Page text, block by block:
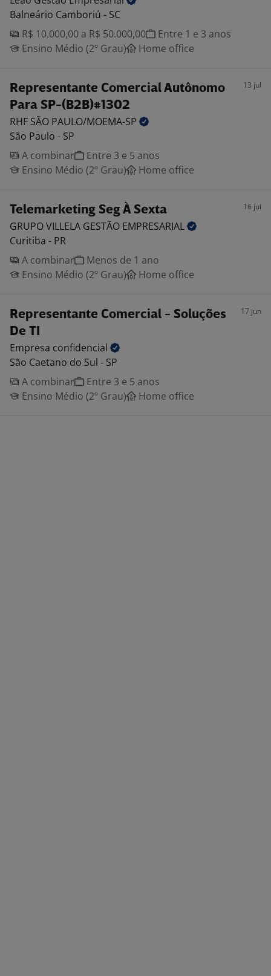
Balneário Camboriú - SC
R$ 10.000,00 a R$ 50.000,00
Entre 1 e 3 anos
Ensino Médio (2º Grau)
Home office
Representante Comercial Autônomo
Para SP-(B2B)#1302
13 jul
RHF SÃO PAULO/MOEMA-SP
São Paulo - SP
A combinar
Entre 3 e 5 anos
Ensino Médio (2º Grau)
Home office
Telemarketing Seg À Sexta 16 jul
GRUPO VILLELA GESTÃO EMPRESARIAL
Curitiba - PR
A combinar
Menos de 1 ano
Ensino Médio (2º Grau)
Home office
Representante Comercial - Soluções
De TI
17 jun
Empresa confidencial
São Caetano do Sul - SP
A combinar
Entre 3 e 5 anos
Ensino Médio (2º Grau)
Home office